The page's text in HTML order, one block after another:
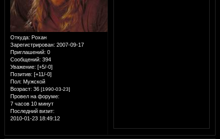
Откуда: Рохан
Зарегистрирован: 2007-09-17
Приглашений: 0
Сообщений: 394
Уважение: [+5/-0]
Позитив: [+11/-0]
Пол: Мужской
Возраст: 36 [1990-03-23]
Провел на форуме:
7 часов 10 минут
Последний визит:
2010-01-23 18:49:12